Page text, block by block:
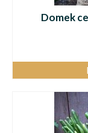
Domek